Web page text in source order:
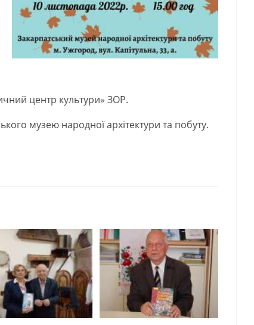
центр культури» ЗОР.
музею народної архітектури та побуту.